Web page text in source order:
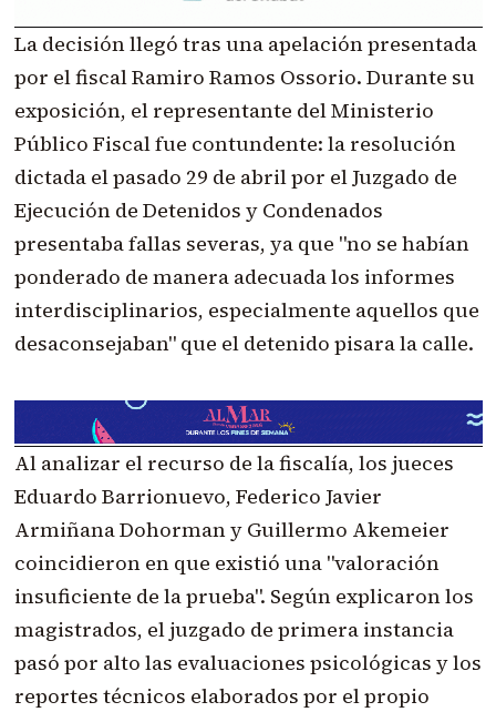
La decisión llegó tras una apelación presentada
por el fiscal Ramiro Ramos Ossorio. Durante su
exposición, el representante del Ministerio
Público Fiscal fue contundente: la resolución
dictada el pasado 29 de abril por el Juzgado de
Ejecución de Detenidos y Condenados
presentaba fallas severas, ya que "no se habían
ponderado de manera adecuada los informes
interdisciplinarios, especialmente aquellos que
desaconsejaban" que el detenido pisara la calle.
Al analizar el recurso de la fiscalía, los jueces
Eduardo Barrionuevo, Federico Javier
Armiñana Dohorman y Guillermo Akemeier
coincidieron en que existió una "valoración
insuficiente de la prueba". Según explicaron los
magistrados, el juzgado de primera instancia
pasó por alto las evaluaciones psicológicas y los
reportes técnicos elaborados por el propio